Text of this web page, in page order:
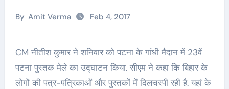
By Amit Verma Feb 4, 2017
CM नीतीश कुमार ने शनिवार को पटना के गांधी मैदान में 23वें
पटना पुस्तक मेले का उद्घाटन किया. सीएम ने कहा कि बिहार के
लोगों की पत्र-पत्रिकाओं और पुस्तकों में दिलचस्पी रही है. यहां के